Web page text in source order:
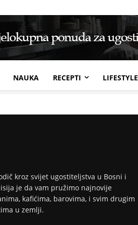
NAUKA RECEPTI LIFESTYLE
kroz svijet ugostiteljstva u Bosni i
je da vam pružimo najnovije
kafićima, barovima, i svim drugim
u zemlji.